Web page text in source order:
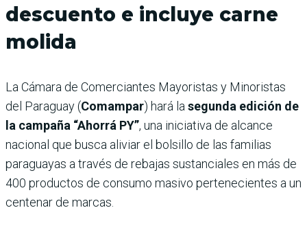
descuento e incluye carne
molida
La Cámara de Comerciantes Mayoristas y Minoristas
del Paraguay (Comampar) hará lasegunda edición de
la campaña “Ahorrá PY”, una iniciativa de alcance
nacional que busca aliviar el bolsillo de las familias
paraguayas a través de rebajas sustanciales en más de
400 productos de consumo masivo pertenecientes a un
centenar de marcas.